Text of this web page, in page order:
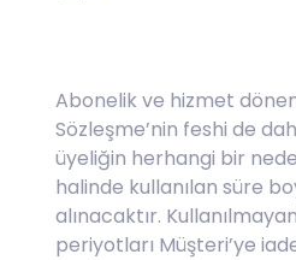
Abonelik ve hizmet
Sözleşme’nin feshi de
üyeliğin herhangi bir
halinde kullanılan süre
alınacaktır.
periyotları Müşteri’ye